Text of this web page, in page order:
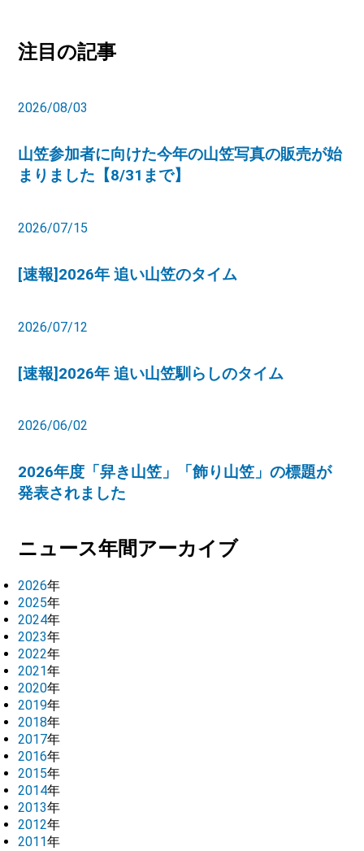
注目の記事
2026/08/03
山笠参加者に向けた今年の山笠写真の販売が始
まりました【8/31まで】
2026/07/15
[速報]2026年 追い山笠のタイム
2026/07/12
[速報]2026年 追い山笠馴らしのタイム
2026/06/02
2026年度「舁き山笠」「飾り山笠」の標題が
発表されました
ニュース年間アーカイブ
2026年
2025年
2024年
2023年
2022年
2021年
2020年
2019年
2018年
2017年
2016年
2015年
2014年
2013年
2012年
2011年